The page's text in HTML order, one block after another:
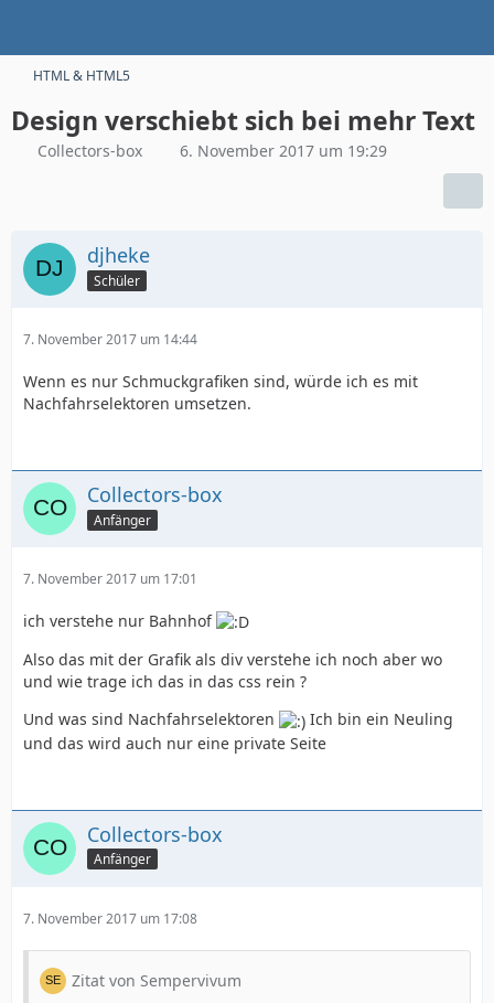
HTML & HTML5
Design verschiebt sich bei mehr Text
Collectors-box 6. November 2017 um 19:29
djheke
Schüler
7. November 2017 um 14:44
Wenn es nur Schmuckgrafiken sind, würde ich es mit
Nachfahrselektoren umsetzen.
Collectors-box
Anfänger
7. November 2017 um 17:01
ich verstehe nur Bahnhof
Also das mit der Grafik als div verstehe ich noch aber wo
und wie trage ich das in das css rein ?
Und was sind Nachfahrselektoren
Ich bin ein Neuling
und das wird auch nur eine private Seite
Collectors-box
Anfänger
7. November 2017 um 17:08
Zitat von Sempervivum